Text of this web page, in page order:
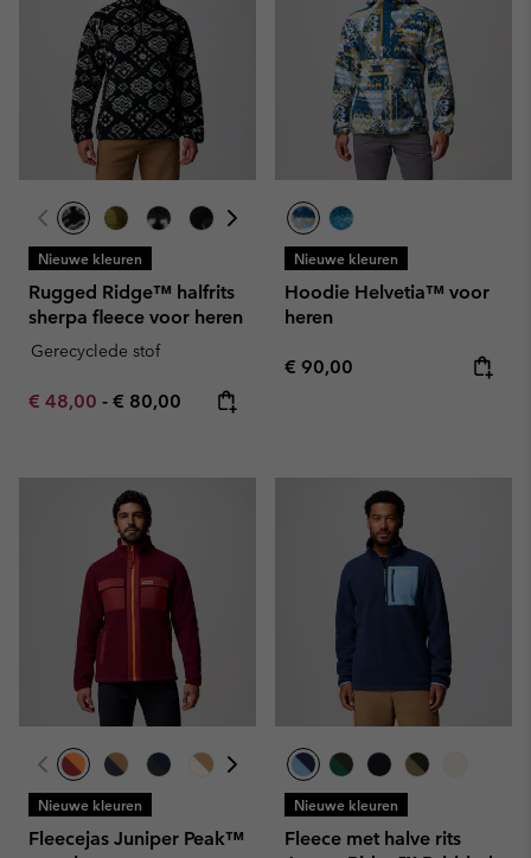
Nieuwe kleuren
Rugged Ridge™ halfrits
sherpa fleece voor heren
Gerecyclede stof
Minimum sale price:
€ 48,00 - Maximum price:
€ 80,00
Nieuwe kleuren
Hoodie Helvetia™ voor
heren
Regular price:
€ 90,00
Nieuwe kleuren
Fleecejas Juniper Peak™
Nieuwe kleuren
Fleece met halve rits